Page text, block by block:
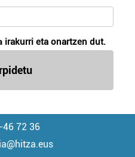
irakurri eta onartzen dut.
72 36